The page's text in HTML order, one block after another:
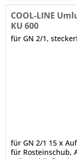
COOL-LINE
KU 600
für GN 2/1,
für GN 2/1 15 x
für Rosteinschub,